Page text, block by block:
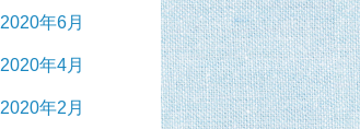
2020年6月
2020年4月
2020年2月